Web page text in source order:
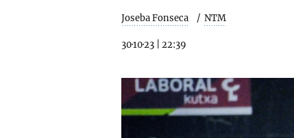
Joseba Fonseca NTM
30·10·23 22:39